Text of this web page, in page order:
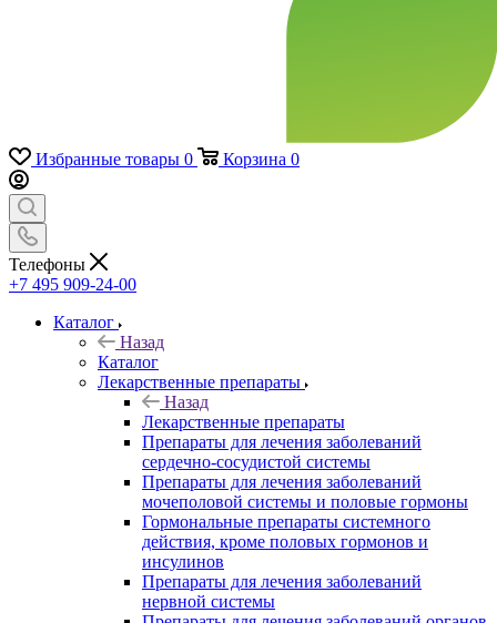
Избранные товары 0 Корзина 0
Телефоны
+7 495 909-24-00
Каталог
Назад
Каталог
Лекарственные препараты
Назад
Лекарственные препараты
Препараты для лечения заболеваний
сердечно-сосудистой системы
Препараты для лечения заболеваний
мочеполовой системы и половые гормоны
Гормональные препараты системного
действия, кроме половых гормонов и
инсулинов
Препараты для лечения заболеваний
нервной системы